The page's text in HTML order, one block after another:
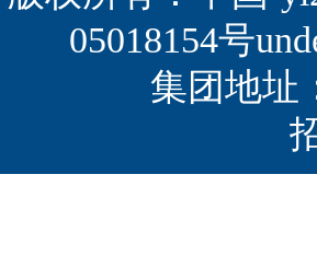
05018154号
集团地址